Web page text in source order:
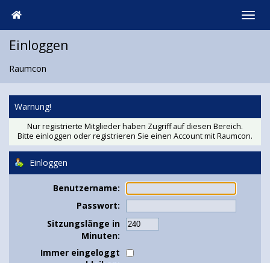
Einloggen
Raumcon
Warnung!
Nur registrierte Mitglieder haben Zugriff auf diesen Bereich.
Bitte einloggen oderregistrieren Sie einen Accountmit Raumcon.
Einloggen
Benutzername:
Passwort:
Sitzungslänge in
Minuten:
Immer eingeloggt